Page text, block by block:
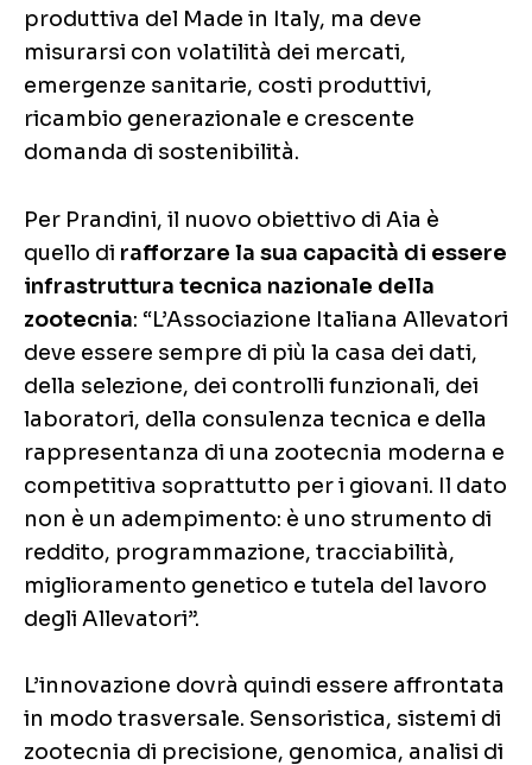
produttiva del Made in Italy, ma deve
misurarsi con volatilità dei mercati,
emergenze sanitarie, costi produttivi,
ricambio generazionale e crescente
domanda di sostenibilità.
Per Prandini, il nuovo obiettivo di Aia è
quello di rafforzare la sua capacità di essere
infrastruttura tecnica nazionale della
zootecnia: “L’Associazione Italiana Allevatori
deve essere sempre di più la casa dei dati,
della selezione, dei controlli funzionali, dei
laboratori, della consulenza tecnica e della
rappresentanza di una zootecnia moderna e
competitiva soprattutto per i giovani. Il dato
non è un adempimento: è uno strumento di
reddito, programmazione, tracciabilità,
miglioramento genetico e tutela del lavoro
degli Allevatori”.
L’innovazione dovrà quindi essere affrontata
in modo trasversale. Sensoristica, sistemi di
zootecnia di precisione, genomica, analisi di